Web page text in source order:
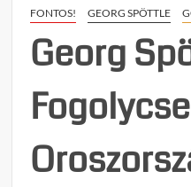
FONTOS! GEORG SPÖTTLE
Georg